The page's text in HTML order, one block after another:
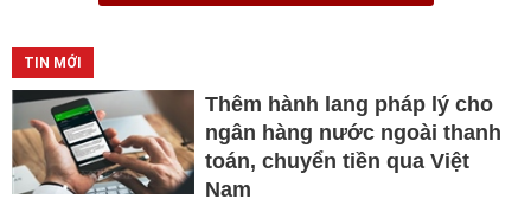
TIN MỚI
Thêm hành lang pháp lý cho
ngân hàng nước ngoài thanh
toán, chuyển tiền qua Việt
Nam